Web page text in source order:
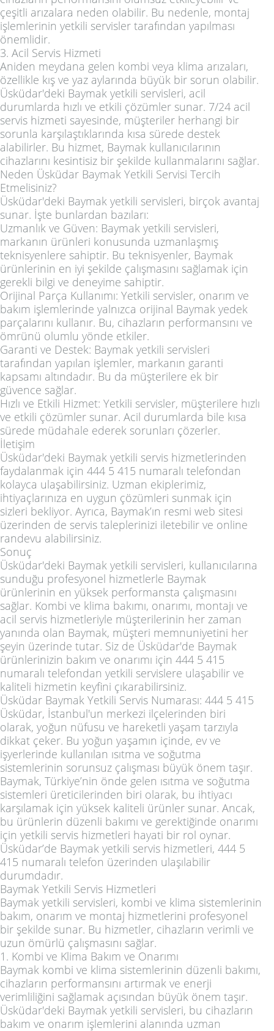
çeşitli arızalara neden olabilir. Bu nedenle, montaj
işlemlerinin yetkili servisler tarafından yapılması
önemlidir.
3. Acil Servis Hizmeti
Aniden meydana gelen kombi veya klima arızaları,
özellikle kış ve yaz aylarında büyük bir sorun olabilir.
Üsküdar'deki Baymak yetkili servisleri, acil
durumlarda hızlı ve etkili çözümler sunar. 7/24 acil
servis hizmeti sayesinde, müşteriler herhangi bir
sorunla karşılaştıklarında kısa sürede destek
alabilirler. Bu hizmet, Baymak kullanıcılarının
cihazlarını kesintisiz bir şekilde kullanmalarını sağlar.
Neden Üsküdar Baymak Yetkili Servisi Tercih
Etmelisiniz?
Üsküdar'deki Baymak yetkili servisleri, birçok avantaj
sunar. İşte bunlardan bazıları:
Uzmanlık ve Güven: Baymak yetkili servisleri,
markanın ürünleri konusunda uzmanlaşmış
teknisyenlere sahiptir. Bu teknisyenler, Baymak
ürünlerinin en iyi şekilde çalışmasını sağlamak için
gerekli bilgi ve deneyime sahiptir.
Orijinal Parça Kullanımı: Yetkili servisler, onarım ve
bakım işlemlerinde yalnızca orijinal Baymak yedek
parçalarını kullanır. Bu, cihazların performansını ve
ömrünü olumlu yönde etkiler.
Garanti ve Destek: Baymak yetkili servisleri
tarafından yapılan işlemler, markanın garanti
kapsamı altındadır. Bu da müşterilere ek bir
güvence sağlar.
Hızlı ve Etkili Hizmet: Yetkili servisler, müşterilere hızlı
ve etkili çözümler sunar. Acil durumlarda bile kısa
sürede müdahale ederek sorunları çözerler.
İletişim
Üsküdar'deki Baymak yetkili servis hizmetlerinden
faydalanmak için 444 5 415 numaralı telefondan
kolayca ulaşabilirsiniz. Uzman ekiplerimiz,
ihtiyaçlarınıza en uygun çözümleri sunmak için
sizleri bekliyor. Ayrıca, Baymak’ın resmi web sitesi
üzerinden de servis taleplerinizi iletebilir ve online
randevu alabilirsiniz.
Sonuç
Üsküdar'deki Baymak yetkili servisleri, kullanıcılarına
sunduğu profesyonel hizmetlerle Baymak
ürünlerinin en yüksek performansta çalışmasını
sağlar. Kombi ve klima bakımı, onarımı, montajı ve
acil servis hizmetleriyle müşterilerinin her zaman
yanında olan Baymak, müşteri memnuniyetini her
şeyin üzerinde tutar. Siz de Üsküdar'de Baymak
ürünlerinizin bakım ve onarımı için 444 5 415
numaralı telefondan yetkili servislere ulaşabilir ve
kaliteli hizmetin keyfini çıkarabilirsiniz.
Üsküdar Baymak Yetkili Servis Numarası: 444 5 415
Üsküdar, İstanbul'un merkezi ilçelerinden biri
olarak, yoğun nüfusu ve hareketli yaşam tarzıyla
dikkat çeker. Bu yoğun yaşamın içinde, ev ve
işyerlerinde kullanılan ısıtma ve soğutma
sistemlerinin sorunsuz çalışması büyük önem taşır.
Baymak, Türkiye’nin önde gelen ısıtma ve soğutma
sistemleri üreticilerinden biri olarak, bu ihtiyacı
karşılamak için yüksek kaliteli ürünler sunar. Ancak,
bu ürünlerin düzenli bakımı ve gerektiğinde onarımı
için yetkili servis hizmetleri hayati bir rol oynar.
Üsküdar’de Baymak yetkili servis hizmetleri, 444 5
415 numaralı telefon üzerinden ulaşılabilir
durumdadır.
Baymak Yetkili Servis Hizmetleri
Baymak yetkili servisleri, kombi ve klima sistemlerinin
bakım, onarım ve montaj hizmetlerini profesyonel
bir şekilde sunar. Bu hizmetler, cihazların verimli ve
uzun ömürlü çalışmasını sağlar.
1. Kombi ve Klima Bakım ve Onarımı
Baymak kombi ve klima sistemlerinin düzenli bakımı,
cihazların performansını artırmak ve enerji
verimliliğini sağlamak açısından büyük önem taşır.
Üsküdar'deki Baymak yetkili servisleri, bu cihazların
bakım ve onarım işlemlerini alanında uzman